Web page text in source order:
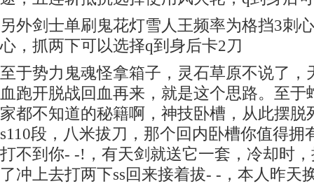
另外剑士单刷鬼花灯雪人王频率为格挡3刺
心，抓两下可以选择q到身后卡2刀
至于势力鬼魂怪拿箱子，灵石草原不说了，
血跑开脱战回血再来，就是这个思路。至于
家都不知道的秘籍啊，神技卧槽，从此摆脱
s110段，八米拔刀，那个回内卧槽你值得拥
打不到你- -!，有天剑就送它一套，冷却时
了冲上去打两下ss回来接着拔- -，本人昨天